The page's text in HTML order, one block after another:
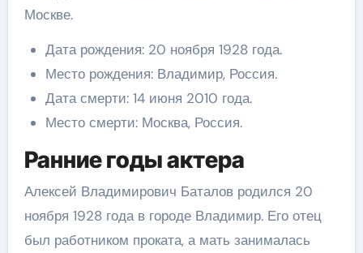
Москве.
Дата рождения: 20 ноября 1928 года.
Место рождения: Владимир, Россия.
Дата смерти: 14 июня 2010 года.
Место смерти: Москва, Россия.
Ранние годы актера
Алексей Владимирович Баталов родился 20
ноября 1928 года в городе Владимир. Его отец
был работником проката, а мать занималась